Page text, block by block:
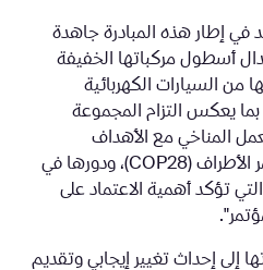
إطار هذه المبادرة جاهدة
أسطول مركباتها الخفيفة
من السيارات الكهربائية
يعكس التزام المجموعة
المناخي مع الأهداف
والأولويات المحددة في مؤتمر الأطراف (COP28)، ودورها في
تؤكد أهمية الاعتماد على
إلى إحداث تغيير إيجابي وتقديم